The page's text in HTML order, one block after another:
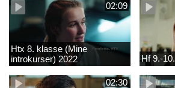
02:09
Htx 8. klasse (Mine
introkurser) 2022
Hf 9.-
02:30